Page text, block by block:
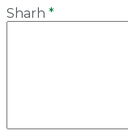
Sharh *